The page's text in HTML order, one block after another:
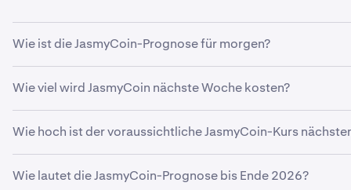
Wie ist die JasmyCoin-Prognose für morgen?
Mit deinem prognostizierten Wachstum von5 %liegt die
Wie viel wird JasmyCoin nächste Woche kosten?
Anhand deines prognostizierten Wachstums von5 %liegt
Wie hoch ist der voraussichtliche JasmyCoin-Kurs
WennJasmyCoinmit deiner prognostizierten
Wie lautet die JasmyCoin-Prognose bis Ende 2026?